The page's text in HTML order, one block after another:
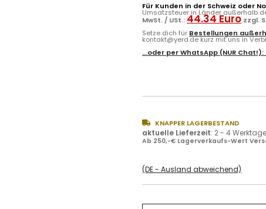
Für Kunden in der Schweiz oder
Umsatzsteuer in Länder außerhalb
MwSt. / USt.: 44.34 Euro zzgl.
Setze dich für Bestellungen
kontakt@yerd.de kurz mit uns in
...oder perWhatsApp (NUR Chat!):
KNAPPER LAGERBESTAND
aktuelle Lieferzeit: 2 - 4 Werktage
Ab 250,-€ Lagerverkaufs-Wert
(DE - Ausland abweichend)